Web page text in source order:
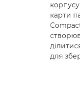
карти
для